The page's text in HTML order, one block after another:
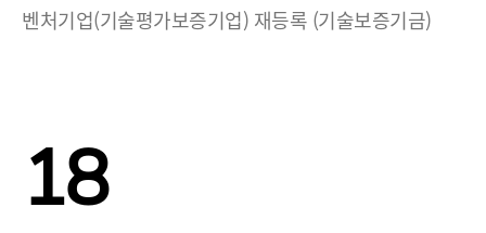
벤처기업(기술평가보증기업) 재등록 (기술보증기금)
18